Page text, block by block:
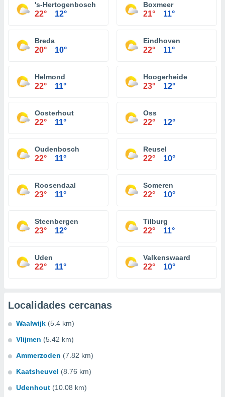
's-Hertogenbosch
22° 12°
Boxmeer
21° 11°
Breda
20° 10°
Eindhoven
22° 11°
Helmond
22° 11°
Hoogerheide
23° 12°
Oosterhout
22° 11°
Oss
22° 12°
Oudenbosch
22° 11°
Reusel
22° 10°
Roosendaal
23° 11°
Someren
22° 10°
Steenbergen
23° 12°
Tilburg
22° 11°
Uden
22° 11°
Valkenswaard
22° 10°
Localidades cercanas
Waalwijk (5.4 km)
Vlijmen (5.42 km)
Ammerzoden (7.82 km)
Kaatsheuvel (8.76 km)
Udenhout (10.08 km)